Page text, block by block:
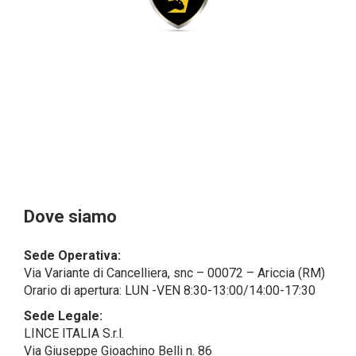
giuridiche sono in via generale escluse
dal campo di applicazione del GDPR (artt. 1 e 4 del
Alcuni segmenti dell’attività richiesta potrebbero
l’espletamento di alcune attività determinate a
società esterne che presentano le garanzie richieste
dal GDPR, abilitandole e a compiere
operazioni determinate per conto di LINCE ITALIA e
conformemente alle istruzioni fornite da
quest’ultima sulla base di specifico accordo per la
Dove siamo
Sede Operativa:
Via Variante di Cancelliera, snc – 00072 – Ariccia (RM)
Orario di apertura: LUN -VEN 8:30-13:00/14:00-17:30
Sede Legale:
LINCE ITALIA S.r.l.
Via Giuseppe Gioachino Belli n. 86